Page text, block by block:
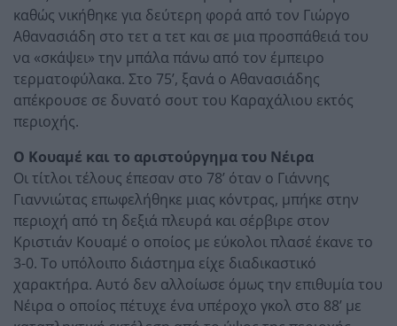
καθώς νικήθηκε για δεύτερη φορά από τον Γιώργο
Αθανασιάδη στο τετ α τετ και σε μια προσπάθειά του
να «σκάψει» την μπάλα πάνω από τον έμπειρο
τερματοφύλακα. Στο 75’, ξανά ο Αθανασιάδης
απέκρουσε σε δυνατό σουτ του Καραχάλιου εκτός
περιοχής.
Ο Κουαμέ και το αριστούργημα του Νέιρα
Οι τίτλοι τέλους έπεσαν στο 78’ όταν ο Γιάννης
Γιαννιώτας επωφελήθηκε μιας κόντρας, μπήκε στην
περιοχή από τη δεξιά πλευρά και σέρβιρε στον
Κριστιάν Κουαμέ ο οποίος με εύκολοι πλασέ έκανε το
3-0. Το υπόλοιπο διάστημα είχε διαδικαστικό
χαρακτήρα. Αυτό δεν αλλοίωσε όμως την επιθυμία του
Νέιρα ο οποίος πέτυχε ένα υπέροχο γκολ στο 88’ με